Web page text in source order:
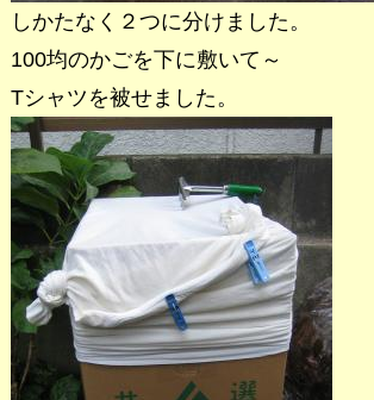
しかたなく２つに分けました。
100均のかごを下に敷いて～
Tシャツを被せました。